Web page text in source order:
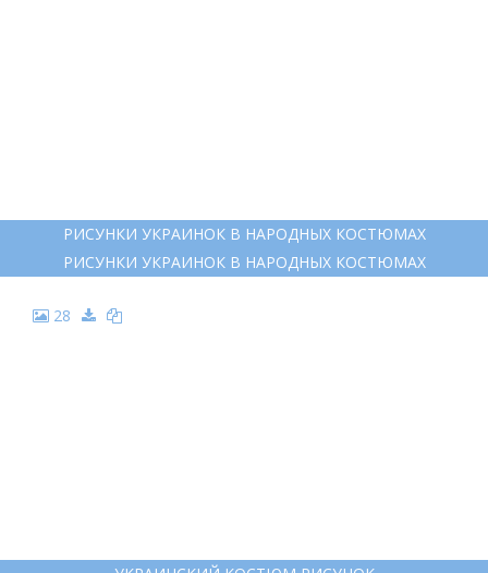
РИСУНКИ УКРАИНОК В НАРОДНЫХ КОСТЮМАХ
РИСУНКИ УКРАИНОК В НАРОДНЫХ КОСТЮМАХ
28